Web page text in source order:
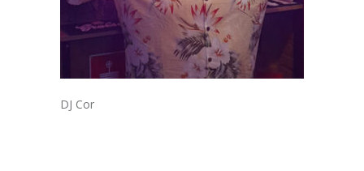
DJ Cor